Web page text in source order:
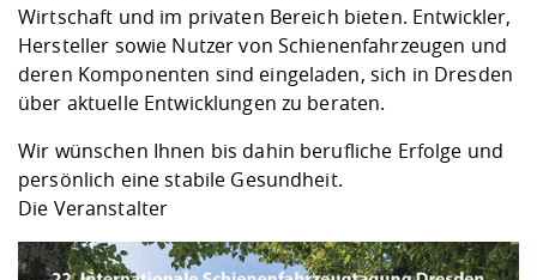
Vorbereitung
Studien- und
Digitales Lernen
Studieren in
Lebenslagen
Angebote der
Career Service
Lehren,
Weiterbilden im
Internationale
Formulare und
FIS -
Prototyping und
Kontakt &
Förderverein
Gremien und
Informatik/
Landbau/
Angebote für Unternehmen
Kontakt und Anfahrt
Qualitätssicherung
Wirtschaft und im privaten Bereich bieten. Entwickler,
Hersteller sowie Nutzer von Schienenfahrzeugen und
deren Komponenten sind eingeladen, sich in Dresden
über aktuelle Entwicklungen zu beraten.
Wir wünschen Ihnen bis dahin berufliche Erfolge und
persönlich eine stabile Gesundheit.
Die Veranstalter